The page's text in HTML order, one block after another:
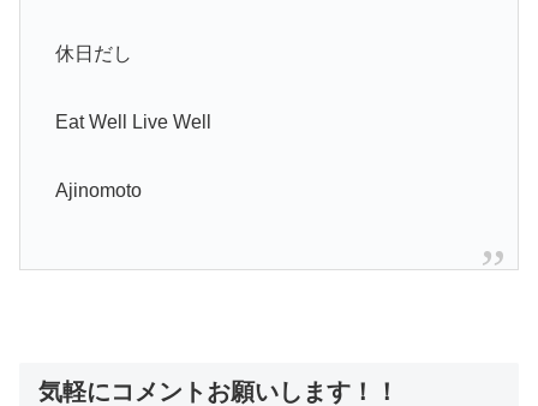
休日だし
Eat Well Live Well
Ajinomoto
気軽にコメントお願いします！！